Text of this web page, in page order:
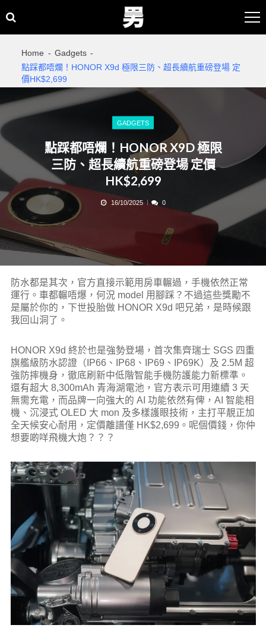
to
to
Home
Gadgets
點踩都唔爛！HONOR X9d 極限三防、超長續航重磅登場 定
價HK$2,699
GADGETS
點踩都唔爛！HONOR X9D 極限
三防、超長續航重磅登場 定價
HK$2,699
16/10/2025 0
防水都是其次，官方直接示範用房車輾過，手機依然正常
運行。車都輾唔爆，何況 model 用腳踩？不過這些獎勵不
是屬於你的，下世投胎做 HONOR X9d 吧兄弟，是時候跟
我回山洞了。
HONOR X9d 終於也是強勢登場，首次集齊瑞士 SGS 四重
旗艦級防水認證（IP66、IP68、IP69、IP69K）及 2.5M 超
強防摔機身，徹底刷新中低階智能手機防護能力新標準。
還有超大 8,300mAh 青海湖電池，官方表示可用連續 3 天
無需充電，而品牌一向強大的 AI 功能依然有俾，AI 智能相
機、沉浸式 OLED 大 mon 及多樣護眼技術，主打平靚正加
全天候安心耐用，定價離譜僅 HK$2,699。呢個價錢，你仲
想要啲咩飛機大炮？？？